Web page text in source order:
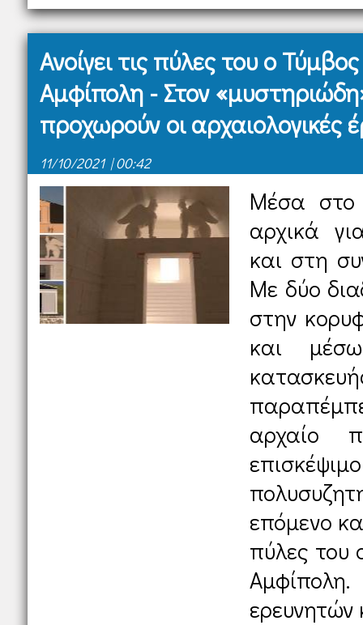
Ανοίγει τις πύλες του ο
Αμφίπολη - Στον
προχωρούν οι αρχαιολογικές
11/10/2021 | 00:42
Μέσα στο
αρχικά
και στη
Με δύο
στην
και
αρχαίο
επόμενο
πύλες του
ερευνητών